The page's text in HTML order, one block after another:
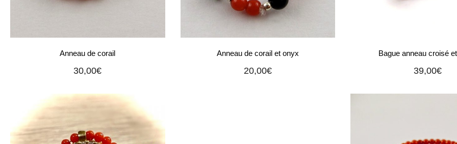
Anneau de corail
30,00€
Anneau de corail et onyx
20,00€
Bague anneau croisé
39,00€